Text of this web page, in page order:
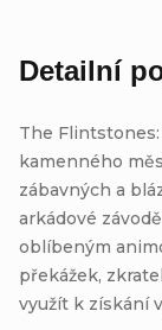
Detailní
The
kamenného
zábavných a
arkádové
oblíbeným
překážek,
využít k získání